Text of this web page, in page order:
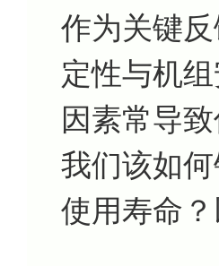
作为关键
定性与机
因素常导
我们该如
使用寿命